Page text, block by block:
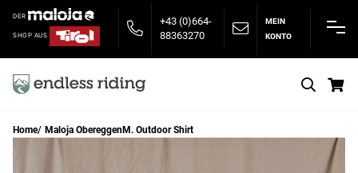
DER
SHOP AUS
+43 (0)664-
88363270
MEIN
KONTO
Home Maloja ObereggenM. Outdoor Shirt